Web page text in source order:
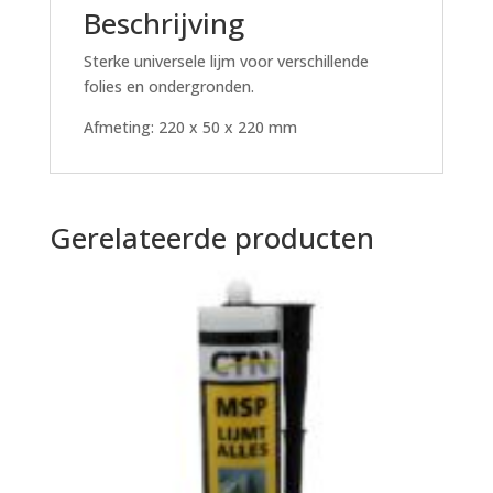
Beschrijving
Sterke universele lijm voor verschillende
folies en ondergronden.
Afmeting: 220 x 50 x 220 mm
Gerelateerde producten